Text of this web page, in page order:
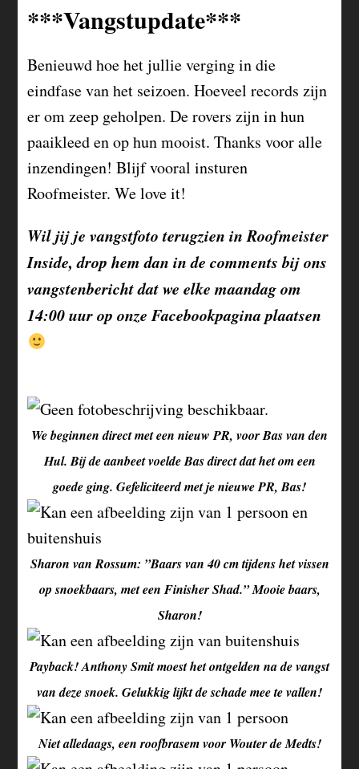
***Vangstupdate***
Benieuwd hoe het jullie verging in die
eindfase van het seizoen. Hoeveel records zijn
er om zeep geholpen. De rovers zijn in hun
paaikleed en op hun mooist. Thanks voor alle
inzendingen! Blijf vooral insturen
Roofmeister. We love it!
Wil jij je vangstfoto terugzien in Roofmeister
Inside, drop hem dan in de comments bij ons
vangstenbericht dat we elke maandag om
14:00 uur op onze Facebookpagina plaatsen
We beginnen direct met een nieuw PR, voor Bas van den
Hul. Bij de aanbeet voelde Bas direct dat het om een
goede ging. Gefeliciteerd met je nieuwe PR, Bas!
Sharon van Rossum: ”Baars van 40 cm tijdens het vissen
op snoekbaars, met een Finisher Shad.” Mooie baars,
Sharon!
Payback! Anthony Smit moest het ontgelden na de vangst
van deze snoek. Gelukkig lijkt de schade mee te vallen!
Niet alledaags, een roofbrasem voor Wouter de Medts!